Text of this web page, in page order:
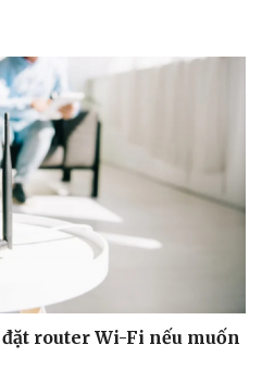
router Wi-Fi nếu muốn